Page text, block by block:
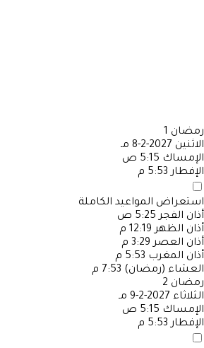
رمضان 1
الاثنين 2027-2-8 مـ
الإمساك 5:15 ص
الإفطار 5:53 م
استعراض المواعيد الكاملة
أذان الفجر 5:25 ص
أذان الظهر 12:19 م
أذان العصر 3:29 م
أذان المغرب 5:53 م
العشاء (رمضان) 7:53 م
رمضان 2
الثلاثاء 2027-2-9 مـ
الإمساك 5:15 ص
الإفطار 5:53 م